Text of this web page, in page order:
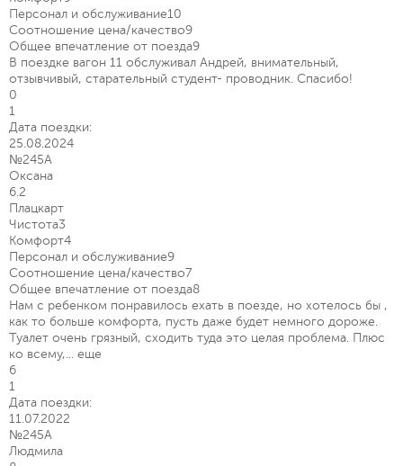
Персонал и обслуживание10
Соотношение цена/качество9
Общее впечатление от поезда9
В поездке вагон 11 обслуживал Андрей, внимательный,
отзывчивый, старательный студент- проводник. Спасибо!
0
1
Дата поездки:
25.08.2024
№245А
Оксана
6.2
Плацкарт
Чистота3
Комфорт4
Персонал и обслуживание9
Соотношение цена/качество7
Общее впечатление от поезда8
Нам с ребенком понравилось ехать в поезде, но хотелось бы ,
как то больше комфорта, пусть даже будет немного дороже.
Туалет очень грязный, сходить туда это целая проблема. Плюс
ко всему,... еще
6
1
Дата поездки:
11.07.2022
№245А
Людмила